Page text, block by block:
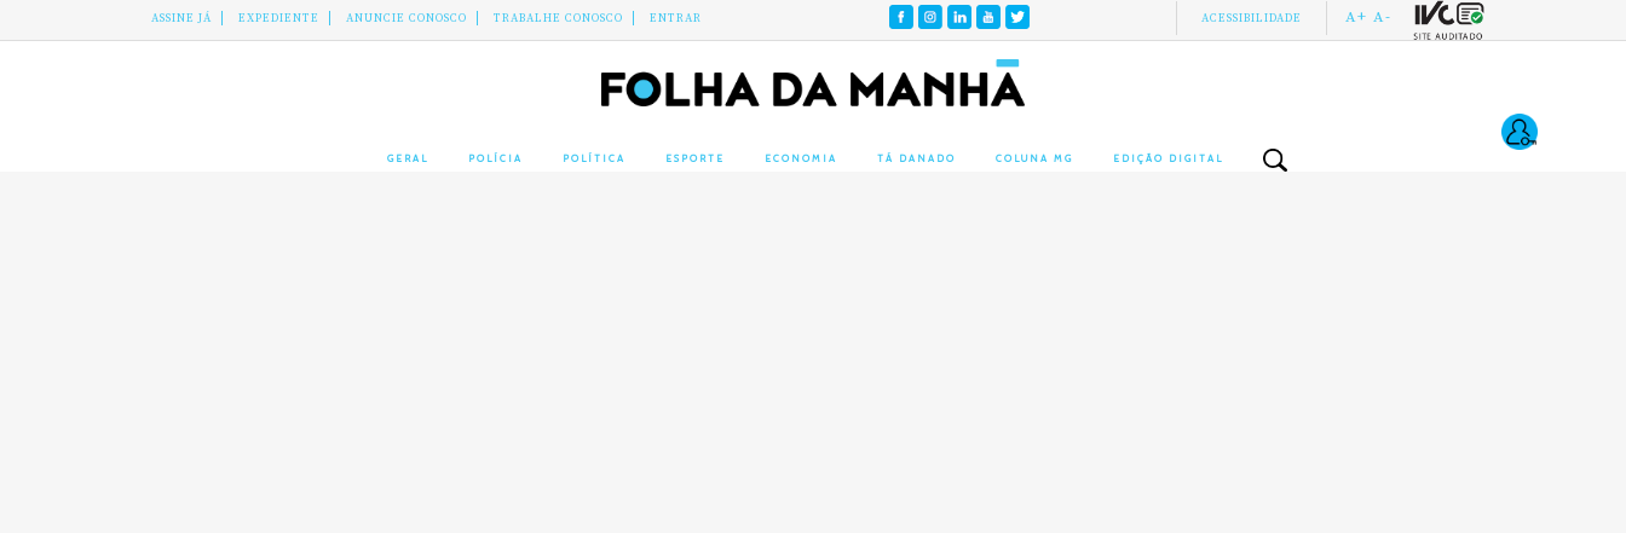
ASSINE JÁ EXPEDIENTE ANUNCIE CONOSCO TRABALHE CONOSCO ENTRAR ACESSIBILIDADE A+ A-
GERAL POLÍCIA POLÍTICA ESPORTE ECONOMIA TÁ DANADO COLUNA MG EDIÇÃO DIGITAL